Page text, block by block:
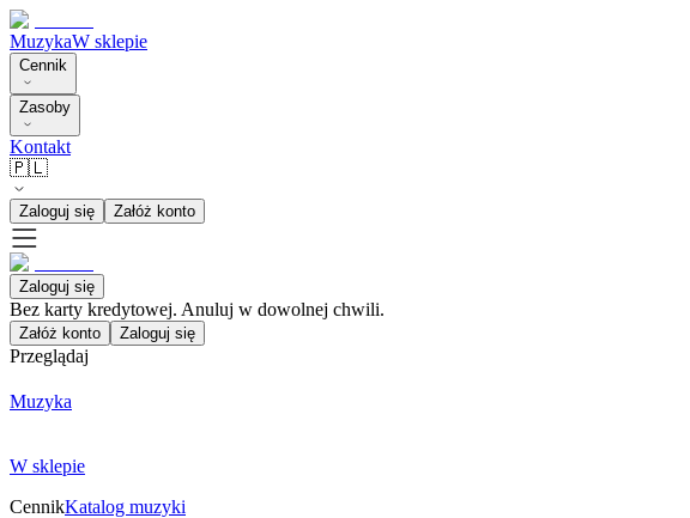
MuzykaW sklepie
Cennik
Zasoby
Kontakt
🇵🇱
Zaloguj się Załóż konto
Zaloguj się
Bez karty kredytowej. Anuluj w dowolnej chwili.
Załóż konto Zaloguj się
Przeglądaj
Muzyka
W sklepie
CennikKatalog muzyki